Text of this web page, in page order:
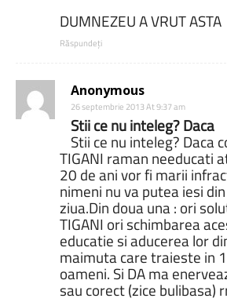
DUMNEZEU A VRUT ASTA
Răspundeți
Anonymous
26 septembrie 2013 At 9:37 am
Stii ce nu inteleg? Daca
Stii ce nu inteleg? Daca
TIGANI raman needucati
20 de ani vor fi marii
nimeni nu va putea iesi
ziua.Din doua una : ori
TIGANI ori schimbarea
educatie si aducerea lor
maimuta care traieste in
oameni. Si DA ma
sau corect (zice bulibasa)